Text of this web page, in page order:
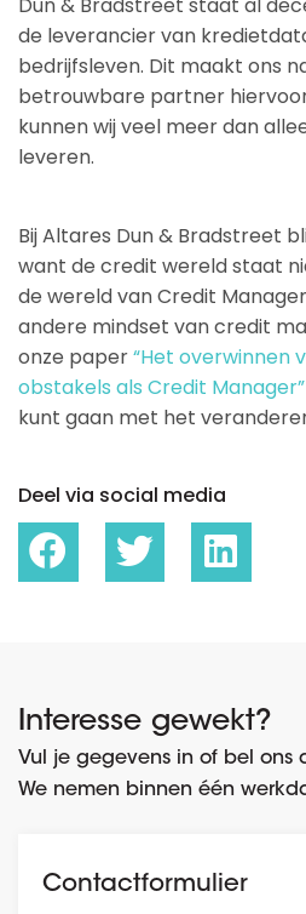
de leverancier van
bedrijfsleven. Dit maakt ons
betrouwbare partner
kunnen wij veel meer dan
leveren.
Bij Altares Dun & Bradstreet
want de credit wereld staat
de wereld van Credit
andere mindset van credit
onze paper“Het overwinnen
obstakels als Credit Manager”
kunt gaan met het
Deel via social media
Interesse gewekt?
Vul je gegevens in of bel ons
We nemen binnen één
Contactformulier